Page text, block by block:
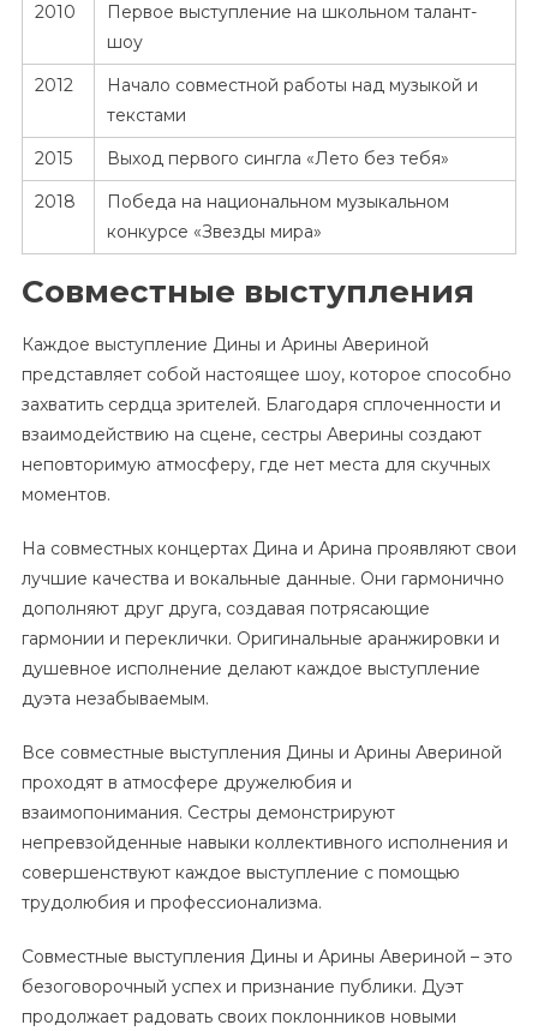
2010
Первое выступление на школьном талант-
шоу
2012
Начало совместной работы над музыкой и
текстами
2015
Выход первого сингла «Лето без тебя»
2018
Победа на национальном музыкальном
конкурсе «Звезды мира»
Совместные выступления
Каждое выступление Дины и Арины Авериной
представляет собой настоящее шоу, которое способно
захватить сердца зрителей. Благодаря сплоченности и
взаимодействию на сцене, сестры Аверины создают
неповторимую атмосферу, где нет места для скучных
моментов.
На совместных концертах Дина и Арина проявляют свои
лучшие качества и вокальные данные. Они гармонично
дополняют друг друга, создавая потрясающие
гармонии и переклички. Оригинальные аранжировки и
душевное исполнение делают каждое выступление
дуэта незабываемым.
Все совместные выступления Дины и Арины Авериной
проходят в атмосфере дружелюбия и
взаимопонимания. Сестры демонстрируют
непревзойденные навыки коллективного исполнения и
совершенствуют каждое выступление с помощью
трудолюбия и профессионализма.
Совместные выступления Дины и Арины Авериной – это
безоговорочный успех и признание публики. Дуэт
продолжает радовать своих поклонников новыми